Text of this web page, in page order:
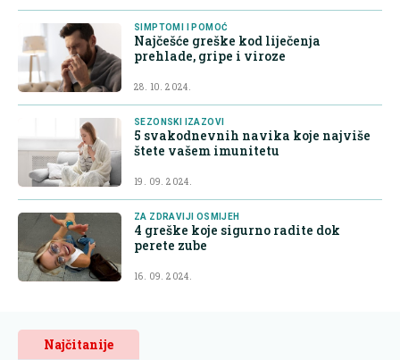
SIMPTOMI I POMOĆ
Najčešće greške kod liječenja
prehlade, gripe i viroze
28. 10. 2024.
SEZONSKI IZAZOVI
5 svakodnevnih navika koje najviše
štete vašem imunitetu
19. 09. 2024.
ZA ZDRAVIJI OSMIJEH
4 greške koje sigurno radite dok
perete zube
16. 09. 2024.
Najčitanije